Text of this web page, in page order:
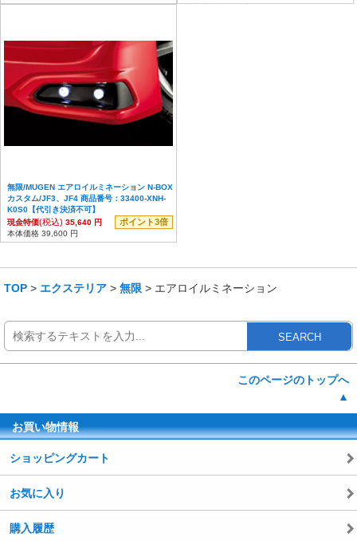
無限/MUGEN エアロイルミネーション N-BOX
カスタム/JF3、JF4 商品番号：33400-XNH-
K0S0【代引き決済不可】
現金特価(税込) 35,640 円 ポイント3倍
本体価格 39,600 円
TOP > エクステリア > 無限 > エアロイルミネーション
SEARCH
このページのトップへ
▲
お買い物情報
ショッピングカート
お気に入り
購入履歴